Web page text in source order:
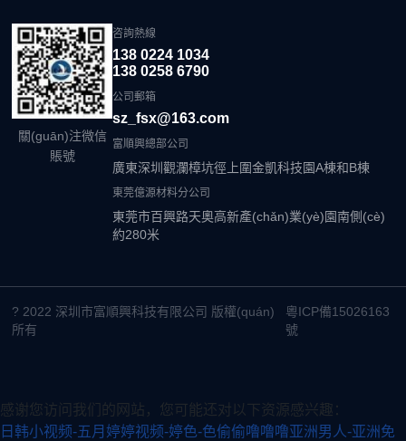
關(guān)注微信
賬號
咨詢熱線
138 0224 1034
138 0258 6790
公司郵箱
sz_fsx@163.com
富順興總部公司
廣東深圳觀瀾樟坑徑上圍金凱科技園A棟和B棟
東莞億源材料分公司
東莞市百興路天奧高新產(chǎn)業(yè)園南側(cè)
約280米
? 2022 深圳市富順興科技有限公司 版權(quán)
所有
粵ICP備15026163
號
感谢您访问我们的网站，您可能还对以下资源感兴趣：
日韩小视频-五月婷婷视频-婷色-色偷偷噜噜噜亚洲男人-亚洲免